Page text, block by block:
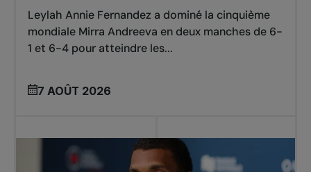
Leylah Annie Fernandez a dominé la cinquième
mondiale Mirra Andreeva en deux manches de 6-
1 et 6-4 pour atteindre les...
7 AOÛT 2026